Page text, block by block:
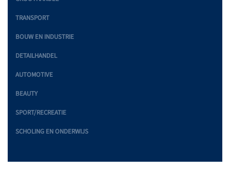
TRANSPORT
BOUW EN INDUSTRIE
DETAILHANDEL
AUTOMOTIVE
BEAUTY
SPORT/RECREATIE
SCHOLING EN ONDERWIJS